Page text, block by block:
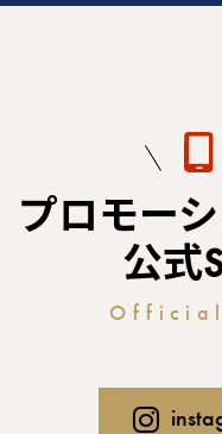
プロモー
公式
Official